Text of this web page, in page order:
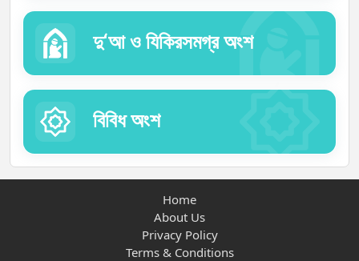
দু‘আ ও যিকিরসমগ্র অংশ
বিবিধ অংশ
Home
About Us
Privacy Policy
Terms & Conditions